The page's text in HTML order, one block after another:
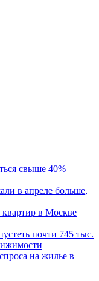
свыше 40%
в апреле больше,
в Москве
почти 745 тыс.
на жилье в